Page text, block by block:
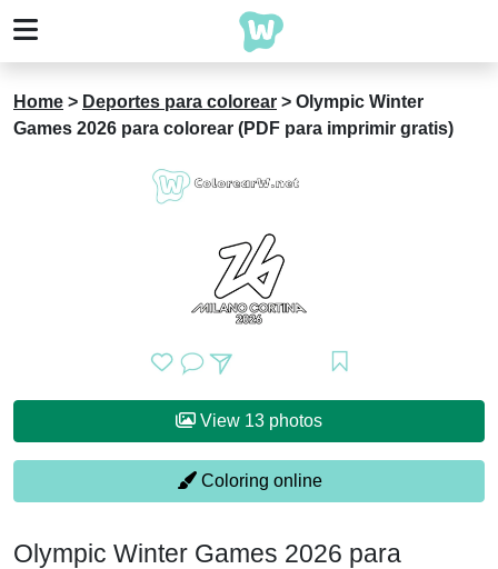
Home > Deportes para colorear > Olympic Winter
Games 2026 para colorear (PDF para imprimir gratis)
View 13 photos
Coloring online
Olympic Winter Games 2026 para